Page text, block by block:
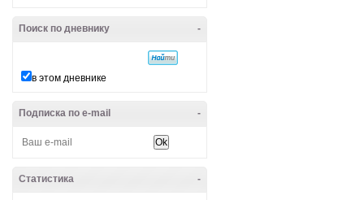
-
Поиск по дневнику
в этом дневнике
-
Подписка по e-mail
-
Статистика